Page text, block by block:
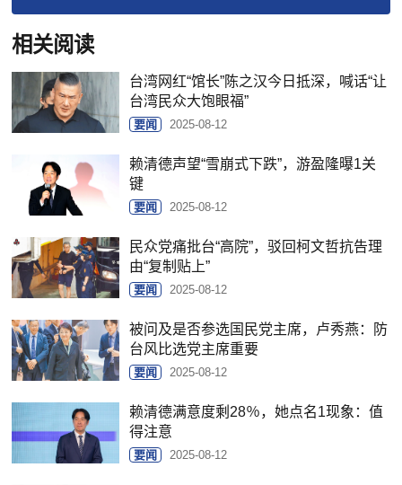
相关阅读
台湾网红“馆长”陈之汉今日抵深，喊话“让
台湾民众大饱眼福”
要闻 2025-08-12
赖清德声望“雪崩式下跌”，游盈隆曝1关
键
要闻 2025-08-12
民众党痛批台“高院”，驳回柯文哲抗告理
由“复制贴上”
要闻 2025-08-12
被问及是否参选国民党主席，卢秀燕：防
台风比选党主席重要
要闻 2025-08-12
赖清德满意度剩28％，她点名1现象：值
得注意
要闻 2025-08-12